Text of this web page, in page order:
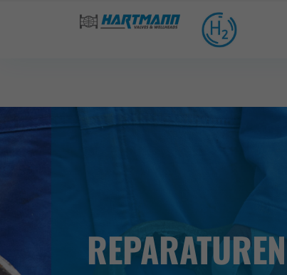
REPARATUREN